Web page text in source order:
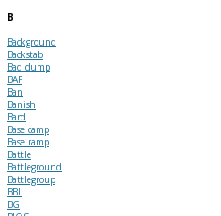
B
Background
Backstab
Bad dump
BAF
Ban
Banish
Bard
Base camp
Base ramp
Battle
Battleground
Battlegroup
BBL
BG